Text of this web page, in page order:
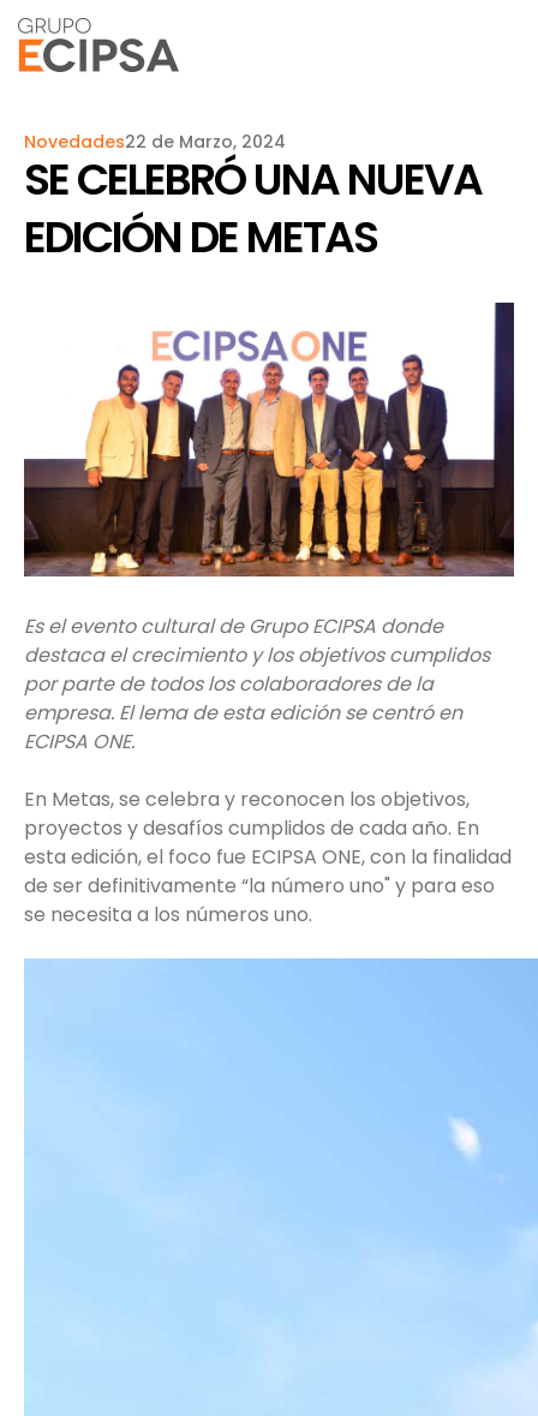
Novedades22 de Marzo, 2024
SE CELEBRÓ UNA NUEVA
EDICIÓN DE METAS
Es el evento cultural de Grupo ECIPSA donde
destaca el crecimiento y los objetivos cumplidos
por parte de todos los colaboradores de la
empresa. El lema de esta edición se centró en
ECIPSA ONE.
En Metas, se celebra y reconocen los objetivos,
proyectos y desafíos cumplidos de cada año. En
esta edición, el foco fue ECIPSA ONE, con la finalidad
de ser definitivamente “la número uno" y para eso
se necesita a los números uno.